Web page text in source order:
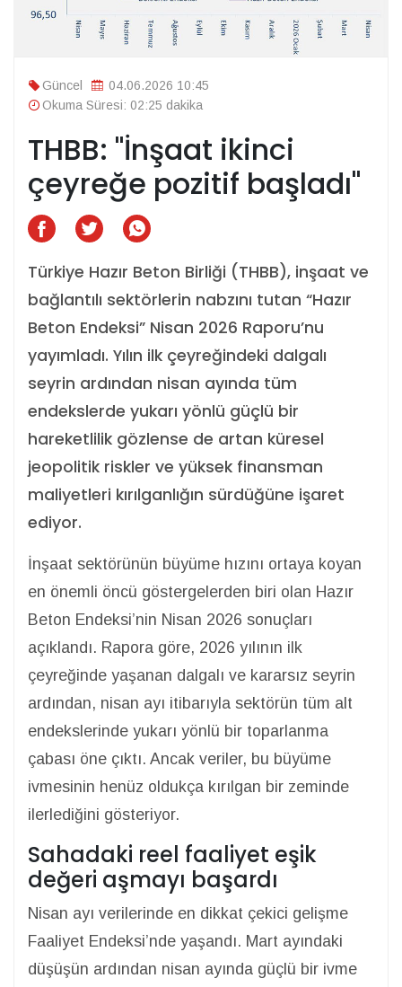
Güncel
04.06.2026 10:45
Okuma Süresi: 02:25 dakika
THBB: "İnşaat ikinci
çeyreğe pozitif başladı"
Türkiye Hazır Beton Birliği (THBB), inşaat ve
bağlantılı sektörlerin nabzını tutan “Hazır
Beton Endeksi” Nisan 2026 Raporu’nu
yayımladı. Yılın ilk çeyreğindeki dalgalı
seyrin ardından nisan ayında tüm
endekslerde yukarı yönlü güçlü bir
hareketlilik gözlense de artan küresel
jeopolitik riskler ve yüksek finansman
maliyetleri kırılganlığın sürdüğüne işaret
ediyor.
İnşaat sektörünün büyüme hızını ortaya koyan
en önemli öncü göstergelerden biri olan Hazır
Beton Endeksi’nin Nisan 2026 sonuçları
açıklandı. Rapora göre, 2026 yılının ilk
çeyreğinde yaşanan dalgalı ve kararsız seyrin
ardından, nisan ayı itibarıyla sektörün tüm alt
endekslerinde yukarı yönlü bir toparlanma
çabası öne çıktı. Ancak veriler, bu büyüme
ivmesinin henüz oldukça kırılgan bir zeminde
ilerlediğini gösteriyor.
Sahadaki reel faaliyet eşik
değeri aşmayı başardı
Nisan ayı verilerinde en dikkat çekici gelişme
Faaliyet Endeksi’nde yaşandı. Mart ayındaki
düşüşün ardından nisan ayında güçlü bir ivme